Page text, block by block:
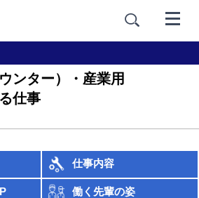
ンター）・産業用
仕事
仕事内容
働く先輩の姿